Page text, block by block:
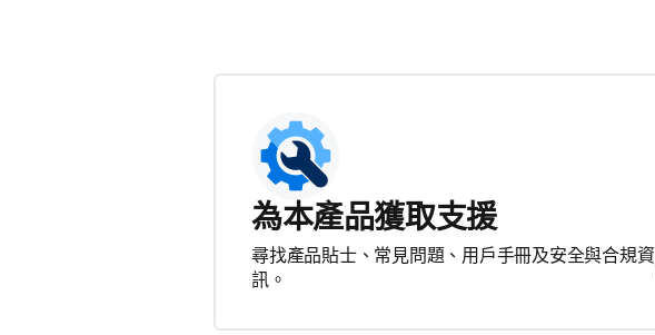
為本產品獲取支援
尋找產品貼士、常見問題、用戶手冊及安全與合規資
訊。